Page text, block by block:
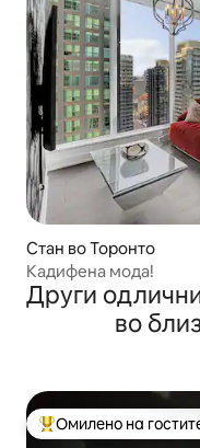
Стан во Торонто
Кадифена мода!
Други
во
Меѓу најуспешните
Омилено на